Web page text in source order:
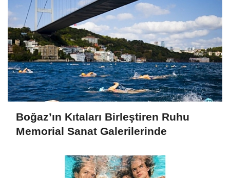
Boğaz’ın Kıtaları Birleştiren Ruhu
Memorial Sanat Galerilerinde